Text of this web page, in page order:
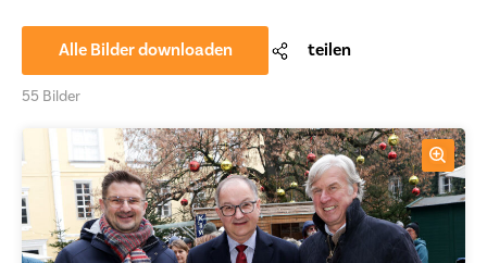
Alle Bilder downloaden teilen
55 Bilder